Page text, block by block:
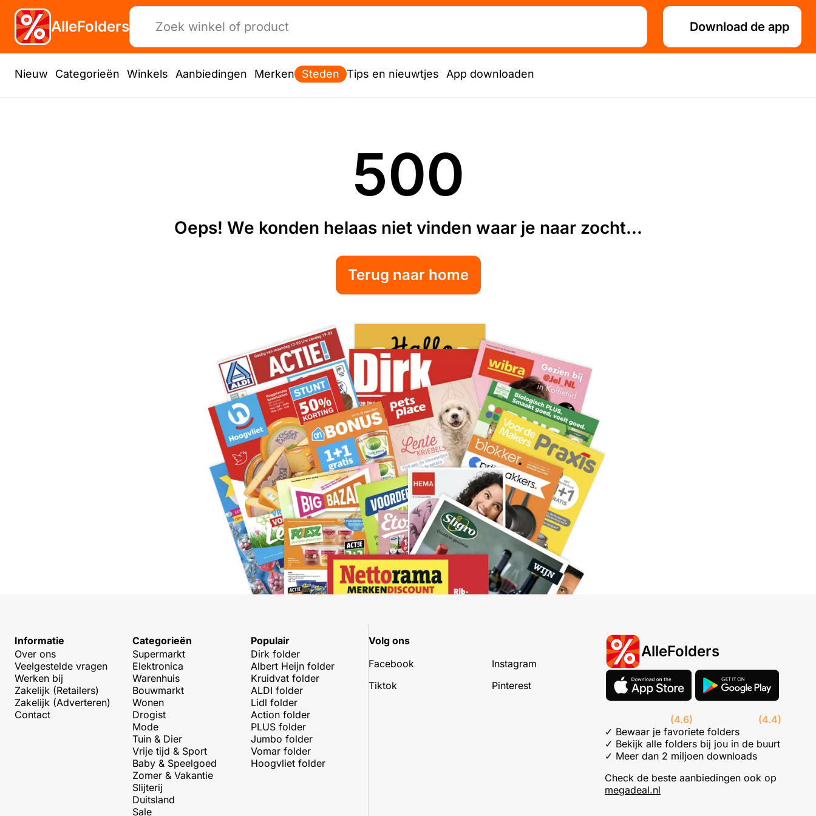
AlleFolders Download de app
Nieuw Categorieën Winkels Aanbiedingen Merken Steden Tips en nieuwtjes App downloaden
500
Oeps! We konden helaas niet vinden waar je naar zocht...
Terug naar home
Informatie
Over ons
Veelgestelde vragen
Werken bij
Zakelijk (Retailers)
Zakelijk (Adverteren)
Contact
Categorieën
Supermarkt
Elektronica
Warenhuis
Bouwmarkt
Wonen
Drogist
Mode
Tuin & Dier
Vrije tijd & Sport
Baby & Speelgoed
Zomer & Vakantie
Slijterij
Duitsland
Sale
Populair
Dirk folder
Albert Heijn folder
Kruidvat folder
ALDI folder
Lidl folder
Action folder
PLUS folder
Jumbo folder
Vomar folder
Hoogvliet folder
Volg ons
Facebook
Instagram
Tiktok
Pinterest
AlleFolders
(4.6)
(4.4)
✓ Bewaar je favoriete folders
✓ Bekijk alle folders bij jou in de buurt
✓ Meer dan 2 miljoen downloads
Check de beste aanbiedingen ook op
megadeal.nl